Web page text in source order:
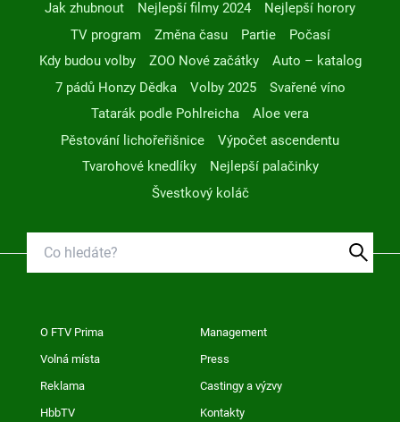
Jak zhubnout Nejlepší filmy 2024
Nejlepší horory
TV program
Změna času Partie
Počasí
Kdy budou volby
ZOO Nové začátky
Auto – katalog
7 pádů Honzy Dědka
Volby 2025
Svařené víno
Tatarák podle Pohlreicha
Aloe vera
Pěstování lichořeřišnice
Výpočet ascendentu
Tvarohové knedlíky
Nejlepší palačinky
Švestkový koláč
O FTV Prima Management
Volná místa Press
Reklama Castingy a výzvy
HbbTV Kontakty